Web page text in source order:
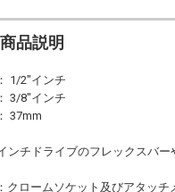
商品説明
1/2"インチ
3/8"インチ
37mm
ンチドライブのフレックスバ
クロームソケット及びアタッチ